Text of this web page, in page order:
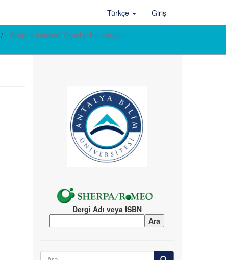
Türkçe Giriş
Scopus İndeksli Yayınlar Koleksiyonu
Dergi Adı veya ISBN